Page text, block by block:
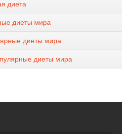
диета
диеты мира
диеты мира
диеты мира